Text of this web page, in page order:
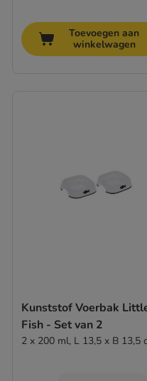
Toevoegen aan
winkelwagen
Kunststof Voerbak
Fish - Set van 2
2 x 200 ml, L 13,5 x B 13,5